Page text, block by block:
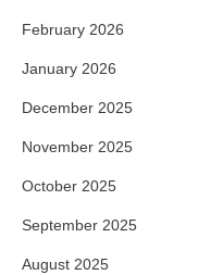
February 2026
January 2026
December 2025
November 2025
October 2025
September 2025
August 2025